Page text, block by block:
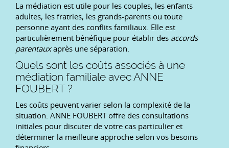
La médiation est utile pour les couples, les enfants
adultes, les fratries, les grands-parents ou toute
personne ayant des conflits familiaux. Elle est
particulièrement bénéfique pour établir des accords
parentauxaprès une séparation.
Quels sont les coûts associés à une
médiation familiale avec ANNE
FOUBERT ?
Les coûts peuvent varier selon la complexité de la
situation. ANNE FOUBERT offre des consultations
initiales pour discuter de votre cas particulier et
déterminer la meilleure approche selon vos besoins